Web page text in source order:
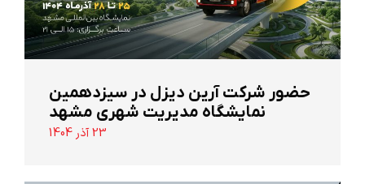
حضور شرکت آرین ‌دیزل در سیزدهمین
نمایشگاه مدیریت شهری مشهد
23 آذر 1404